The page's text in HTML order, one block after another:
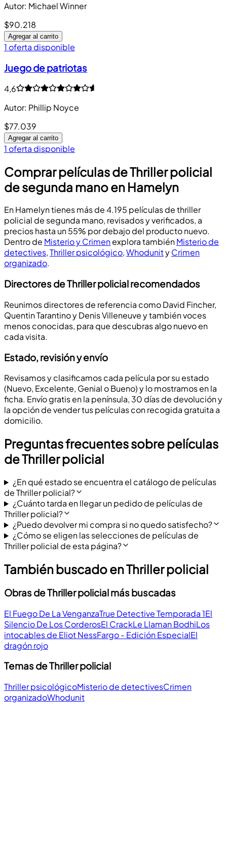
Autor: Michael Winner
$90.218
Agregar al carrito
1 oferta disponible
Juego de patriotas
4,6
Autor: Phillip Noyce
$77.039
Agregar al carrito
1 oferta disponible
Comprar películas de Thriller policial
de segunda mano en Hamelyn
En Hamelyn tienes más de 4.195 películas de thriller
policial de segunda mano, revisados y verificados, a
precios hasta un 55% por debajo del producto nuevo.
Dentro de Misterio y Crimenexplora tambiénMisterio de
detectives,Thriller psicológico,WhodunityCrimen
organizado.
Directores de Thriller policial recomendados
Reunimos directores de referencia como David Fincher,
Quentin Tarantino y Denis Villeneuve y también voces
menos conocidas, para que descubras algo nuevo en
cada visita.
Estado, revisión y envío
Revisamos y clasificamos cada película por su estado
(Nuevo, Excelente, Genial o Bueno) y lo mostramos en la
ficha. Envío gratis en la península, 30 días de devolución y
la opción de vender tus películas con recogida gratuita a
domicilio.
Preguntas frecuentes sobre películas
de Thriller policial
¿En qué estado se encuentra el catálogo de películas
de Thriller policial?
¿Cuánto tarda en llegar un pedido de películas de
Thriller policial?
¿Puedo devolver mi compra si no quedo satisfecho?
¿Cómo se eligen las selecciones de películas de
Thriller policial de esta página?
También buscado en Thriller policial
Obras de Thriller policial más buscadas
El Fuego De La VenganzaTrue Detective Temporada 1El
Silencio De Los CorderosEl CrackLe Llaman BodhiLos
intocables de Eliot NessFargo - Edición EspecialEl
dragón rojo
Temas de Thriller policial
Thriller psicológicoMisterio de detectivesCrimen
organizadoWhodunit